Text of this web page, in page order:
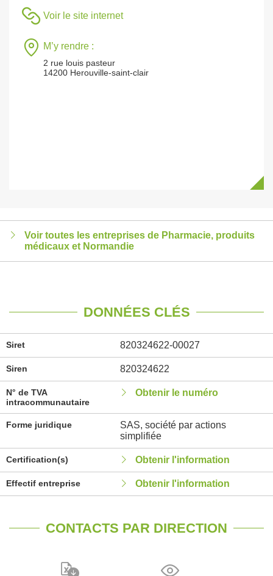
Voir le site internet
M’y rendre :
2 rue louis pasteur
14200 Herouville-saint-clair
Voir toutes les entreprises de Pharmacie, produits
médicaux et Normandie
DONNÉES CLÉS
Siret 820324622-00027
Siren 820324622
N° de TVA
intracommunautaire
Obtenir le numéro
Forme juridique
SAS, société par actions
simplifiée
Certification(s) Obtenir l'information
Effectif entreprise Obtenir l'information
CONTACTS PAR DIRECTION